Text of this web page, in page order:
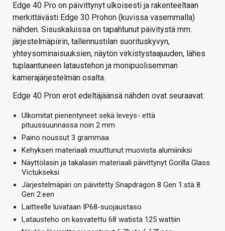
Edge 40 Pro on päivittynyt ulkoisesti ja rakenteeltaan
merkittävästi Edge 30 Prohon (kuvissa vasemmalla)
nähden. Sisuskaluissa on tapahtunut päivitystä mm.
järjestelmäpiirin, tallennustilan suorituskyvyn,
yhteysominaisuuksien, näytön virkistystaajuuden, lähes
tuplaantuneen lataustehon ja monipuolisemman
kamerajärjestelmän osalta.
Edge 40 Pron erot edeltäjäänsä nähden ovat seuraavat:
Ulkomitat pienentyneet sekä leveys- että
pituussuunnassa noin 2 mm
Paino noussut 3 grammaa
Kehyksen materiaali muuttunut muovista alumiiniksi
Näyttölasin ja takalasin materiaali päivittynyt Gorilla Glass
Victukseksi
Järjestelmäpiiri on päivitetty Snapdragon 8 Gen 1:stä 8
Gen 2:een
Laitteelle luvataan IP68-suojaustaso
Latausteho on kasvatettu 68 watista 125 wattiin